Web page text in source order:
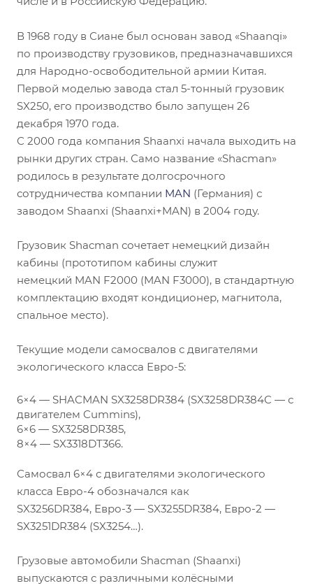
В 1968 году в Сиане был основан завод «Shaanqi»
по производству грузовиков, предназначавшихся
для Народно-освободительной армии Китая.
Первой моделью завода стал 5-тонный грузовик
SX250, его производство было запущен 26
декабря 1970 года.
С 2000 года компания Shaanxi начала выходить на
рынки других стран. Само название «Shacman»
родилось в результате долгосрочного
сотрудничества компании MAN (Германия) с
заводом Shaanxi (Shaanxi+MAN) в 2004 году.
Грузовик Shacman сочетает немецкий дизайн
кабины (прототипом кабины служит
немецкий MAN F2000 (MAN F3000), в стандартную
комплектацию входят кондиционер, магнитола,
спальное место).
Текущие модели самосвалов с двигателями
экологического класса Евро-5:
6×4 — SHACMAN SX3258DR384 (SX3258DR384C — с
двигателем Cummins),
6×6 — SX3258DR385,
8×4 — SX3318DT366.
Самосвал 6×4 с двигателями экологического
класса Евро-4 обозначался как
SX3256DR384, Евро-3 — SX3255DR384, Евро-2 —
SX3251DR384 (SX3254…).
Грузовые автомобили Shacman (Shaanxi)
выпускаются с различными колёсными